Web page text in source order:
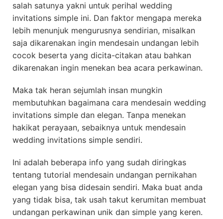
salah satunya yakni untuk perihal wedding
invitations simple ini. Dan faktor mengapa mereka
lebih menunjuk mengurusnya sendirian, misalkan
saja dikarenakan ingin mendesain undangan lebih
cocok beserta yang dicita-citakan atau bahkan
dikarenakan ingin menekan bea acara perkawinan.
Maka tak heran sejumlah insan mungkin
membutuhkan bagaimana cara mendesain wedding
invitations simple dan elegan. Tanpa menekan
hakikat perayaan, sebaiknya untuk mendesain
wedding invitations simple sendiri.
Ini adalah beberapa info yang sudah diringkas
tentang tutorial mendesain undangan pernikahan
elegan yang bisa didesain sendiri. Maka buat anda
yang tidak bisa, tak usah takut kerumitan membuat
undangan perkawinan unik dan simple yang keren.